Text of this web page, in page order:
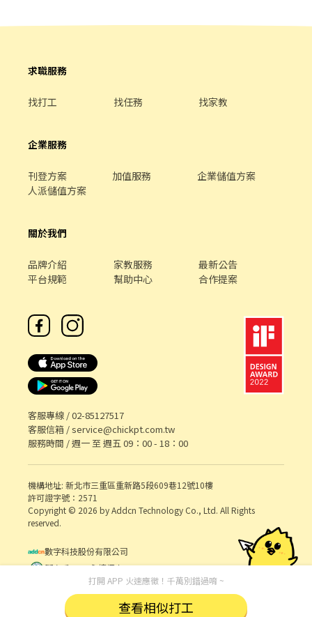
求職服務
找打工 找任務 找家教
企業服務
刊登方案 加值服務
企業儲值方案
人派儲值方案
關於我們
品牌介紹 家教服務
最新公告
平台規範
幫助中心 合作提案
客服專線 /02-85127517
客服信箱 /service@chickpt.com.tw
服務時間 / 週一 至 週五 09：00 - 18：00
機構地址: 新北市三重區重新路5段609巷12號10樓
許可證字號：2571
Copyright © 2026 by Addcn Technology Co., Ltd. All Rights
reserved.
數字科技股份有限公司
鄧白氏 ESG 永續標章
打開 APP 火速應徵！千萬別錯過唷 ~
查看相似打工